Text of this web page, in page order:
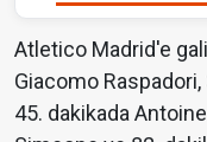
Atletico Madrid'e
Giacomo
45. dakikada